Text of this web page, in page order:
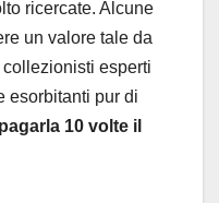
ricercate. Alcune
un valore tale da
esperti
esorbitanti pur di
pagarla 10 volte il